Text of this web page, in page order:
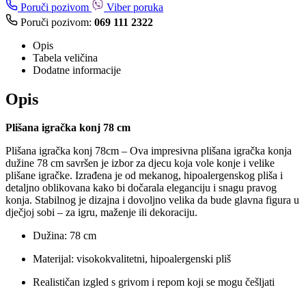
Poruči pozivom
Viber poruka
Poruči pozivom: 069 111 2322
Opis
Tabela veličina
Dodatne informacije
Opis
Plišana igračka konj 78 cm
Plišana igračka konj 78cm – Ova impresivna plišana igračka konja
dužine 78 cm savršen je izbor za djecu koja vole konje i velike
plišane igračke. Izrađena je od mekanog, hipoalergenskog pliša i
detaljno oblikovana kako bi dočarala eleganciju i snagu pravog
konja. Stabilnog je dizajna i dovoljno velika da bude glavna figura u
dječjoj sobi – za igru, maženje ili dekoraciju.
Dužina: 78 cm
Materijal: visokokvalitetni, hipoalergenski pliš
Realističan izgled s grivom i repom koji se mogu češljati